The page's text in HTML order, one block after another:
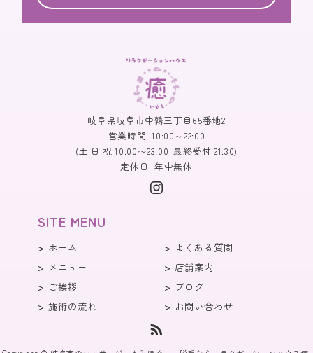
岐阜県岐阜市中鶉三丁目65番地2
営業時間 10:00～22:00
(土·日·祝 10:00〜23:00 最終受付 21:30)
定休日 年中無休
SITE MENU
ホーム
メニュー
ご挨拶
施術の流れ
よくある質問
店舗案内
ブログ
お問い合わせ